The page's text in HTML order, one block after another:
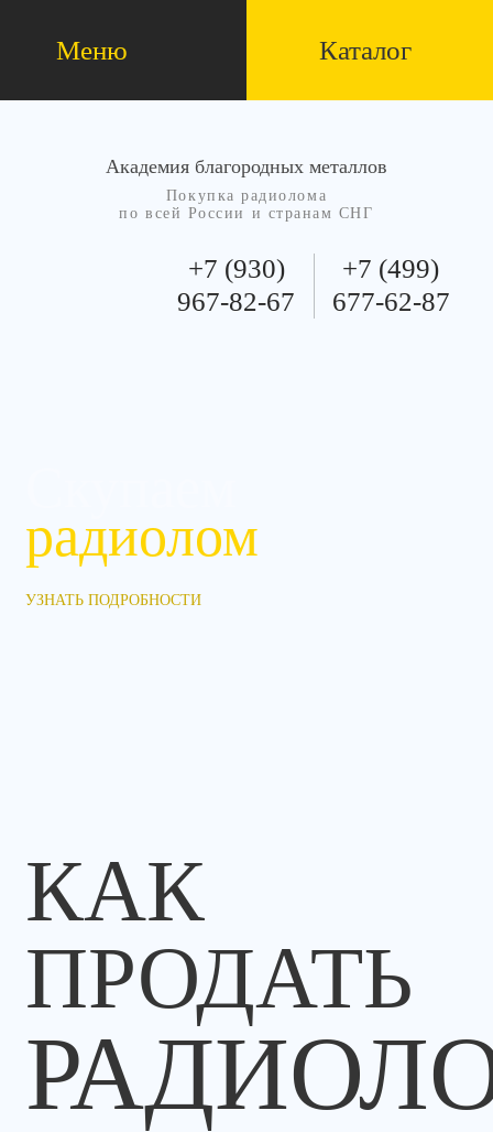
Меню Каталог
Академия благородных металлов
Покупка радиолома
по всей России и странам СНГ
+7 (930)
967-82-67
+7 (499)
677-62-87
радиолом
УЗНАТЬ ПОДРОБНОСТИ
КАК
ПРОДАТЬ